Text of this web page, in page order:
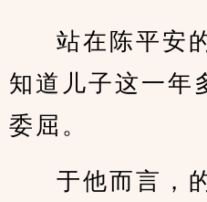
站在陈平安
知道儿子这一年
委屈。
于他而言，